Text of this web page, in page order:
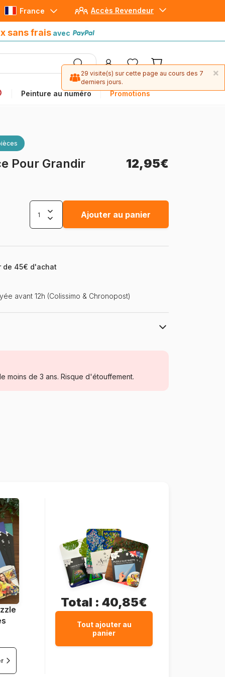
Accès Revendeur
France
sans frais avec
Peinture au numéro Promotions
avec Paypal
Pour Grandir 12,95€
Ajouter au panier
de 45€ d'achat
avant 12h (Colissimo & Chronopost)
à partir de 9 ans (251 à 399 pièces)
moins de 3 ans. Risque d'étouffement.
Total : 40,85€
Tout ajouter au
panier
×
29 visite(s) sur cette page au cours des 7
derniers jours.